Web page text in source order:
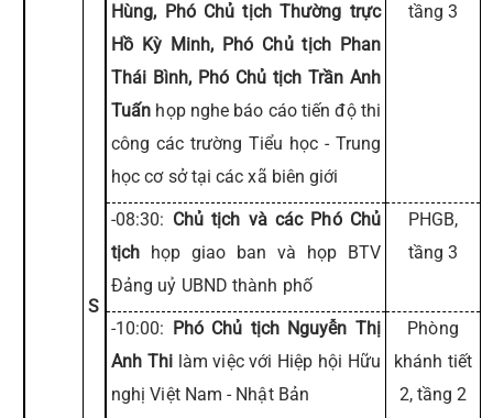
S
Hùng, Phó Chủ tịch Thường trực
Hồ Kỳ Minh, Phó Chủ tịch Phan
Thái Bình, Phó Chủ tịch Trần Anh
Tuấn họp nghe báo cáo tiến độ thi
công các trường Tiểu học - Trung
học cơ sở tại các xã biên giới
tầng 3
-08:30: Chủ tịch và các Phó Chủ
tịch họp giao ban và họp BTV
Đảng uỷ UBND thành phố
PHGB,
tầng 3
-10:00: Phó Chủ tịch Nguyễn Thị
Anh Thi làm việc với Hiệp hội Hữu
nghị Việt Nam - Nhật Bản
Phòng
khánh tiết
2, tầng 2